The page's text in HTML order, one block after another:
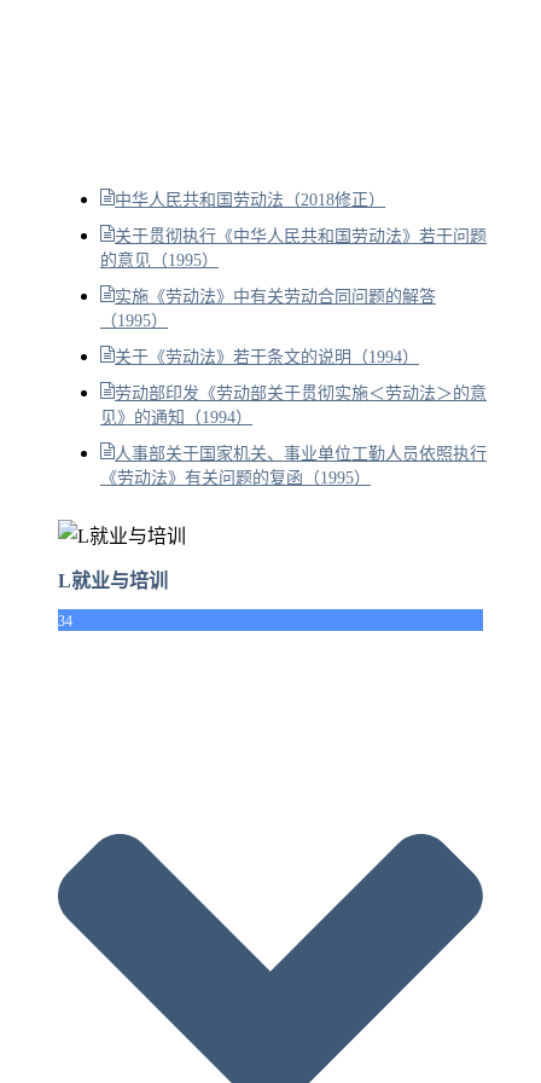
中华人民共和国劳动法（2018修正）
关于贯彻执行《中华人民共和国劳动法》若干问题
的意见（1995）
实施《劳动法》中有关劳动合同问题的解答
（1995）
关于《劳动法》若干条文的说明（1994）
劳动部印发《劳动部关于贯彻实施＜劳动法＞的意
见》的通知（1994）
人事部关于国家机关、事业单位工勤人员依照执行
《劳动法》有关问题的复函（1995）
L就业与培训
34